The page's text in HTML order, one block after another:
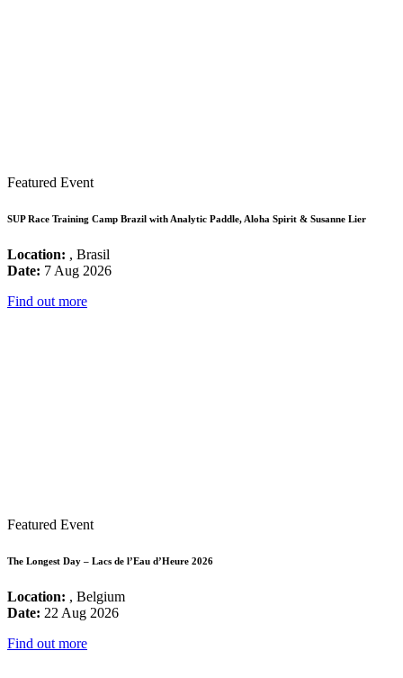
Featured Event
SUP Race Training Camp Brazil with Analytic Paddle, Aloha Spirit & Susanne Lier
Location: , Brasil
Date: 7 Aug 2026
Find out more
Featured Event
The Longest Day – Lacs de l’Eau d’Heure 2026
Location: , Belgium
Date: 22 Aug 2026
Find out more